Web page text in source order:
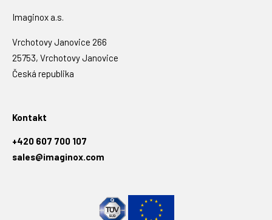
Imaginox a.s.
Vrchotovy Janovice 266
25753, Vrchotovy Janovice
Česká republika
Kontakt
+420 607 700 107
sales@imaginox.com